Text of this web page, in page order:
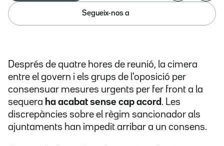
Segueix-nos a
Després de quatre hores de reunió, la cimera
entre el govern i els grups de l'oposició per
consensuar mesures urgents per fer front a la
sequera ha acabat sense cap acord . Les
discrepàncies sobre el règim sancionador als
ajuntaments han impedit arribar a un consens.